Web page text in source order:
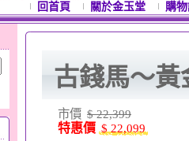
回首頁 關於金玉堂 購
古錢馬～黃
市價 $ 22,399
特惠價 $ 22,099